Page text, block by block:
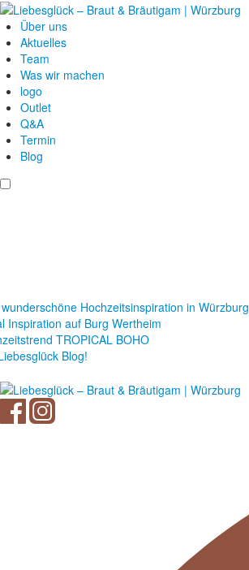
Über uns
Aktuelles
Team
Was wir machen
logo
Outlet
Q&A
Termin
Blog
Hochzeitsinspiration in Würzburg
Inspiration auf Burg Wertheim
TROPICAL BOHO
Blog!